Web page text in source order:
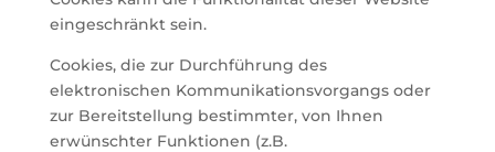
eingeschränkt sein.
Cookies, die zur Durchführung des
elektronischen Kommunikationsvorgangs oder
zur Bereitstellung bestimmter, von Ihnen
erwünschter Funktionen (z.B.